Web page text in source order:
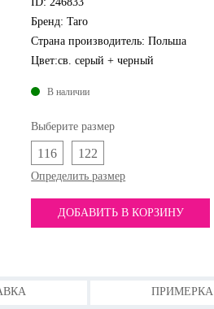
Бренд: Taro
Страна производитель: Польша
Цвет:св. серый + черный
В наличии
Выберите размер
116 122
Определить размер
ДОБАВИТЬ В КОРЗИНУ
ПРИМЕРКА